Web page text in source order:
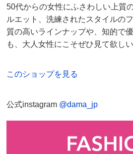
50代からの女性にふさわしい上質
ルエット、洗練されたスタイルの
質の高いラインナップや、知的で
も、大人女性にこそぜひ見て欲し
このショップを見る
公式instagram @dama_jp